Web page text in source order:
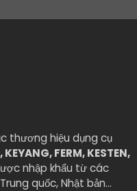
thương hiệu dụng cụ
KEYANG, FERM, KESTEN,
nhập khẩu từ các
quốc, Nhật bản…